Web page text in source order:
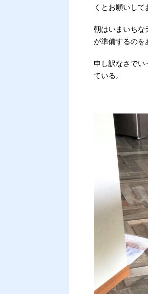
くとお願いして
朝はいまいちな
が準備するのを
申し訳なさでい
ている。